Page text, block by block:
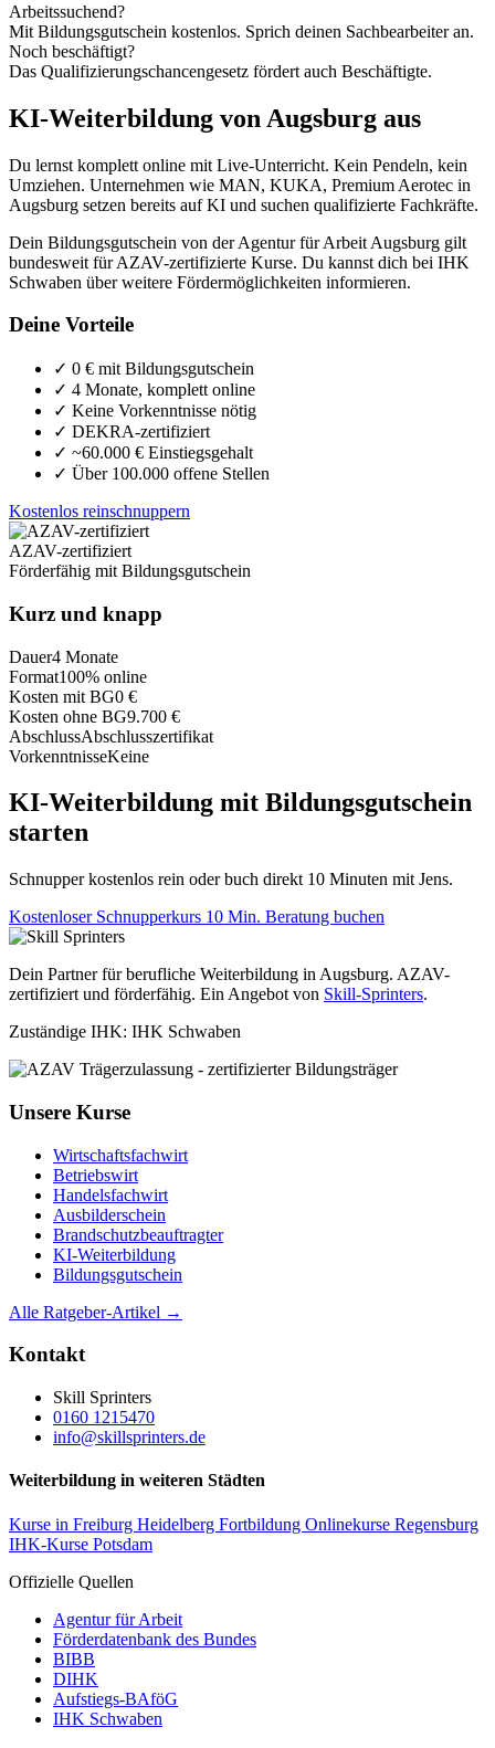
Arbeitssuchend?
Mit Bildungsgutschein kostenlos. Sprich deinen Sachbearbeiter an.
Noch beschäftigt?
Das Qualifizierungschancengesetz fördert auch Beschäftigte.
KI-Weiterbildung von Augsburg aus
Du lernst komplett online mit Live-Unterricht. Kein Pendeln, kein
Umziehen. Unternehmen wie MAN, KUKA, Premium Aerotec in
Augsburg setzen bereits auf KI und suchen qualifizierte Fachkräfte.
Dein Bildungsgutschein von der Agentur für Arbeit Augsburg gilt
bundesweit für AZAV-zertifizierte Kurse. Du kannst dich bei IHK
Schwaben über weitere Fördermöglichkeiten informieren.
Deine Vorteile
✓ 0 € mit Bildungsgutschein
✓ 4 Monate, komplett online
✓ Keine Vorkenntnisse nötig
✓ DEKRA-zertifiziert
✓ ~60.000 € Einstiegsgehalt
✓ Über 100.000 offene Stellen
Kostenlos reinschnuppern
AZAV-zertifiziert
Förderfähig mit Bildungsgutschein
Kurz und knapp
Dauer4 Monate
Format100% online
Kosten mit BG0 €
Kosten ohne BG9.700 €
AbschlussAbschlusszertifikat
VorkenntnisseKeine
KI-Weiterbildung mit Bildungsgutschein
starten
Schnupper kostenlos rein oder buch direkt 10 Minuten mit Jens.
Kostenloser Schnupperkurs 10 Min. Beratung buchen
Dein Partner für berufliche Weiterbildung in Augsburg. AZAV-
zertifiziert und förderfähig. Ein Angebot von Skill-Sprinters.
Zuständige IHK: IHK Schwaben
Unsere Kurse
Wirtschaftsfachwirt
Betriebswirt
Handelsfachwirt
Ausbilderschein
Brandschutzbeauftragter
KI-Weiterbildung
Bildungsgutschein
Alle Ratgeber-Artikel →
Kontakt
Skill Sprinters
0160 1215470
info@skillsprinters.de
Weiterbildung in weiteren Städten
Kurse in Freiburg Heidelberg Fortbildung Onlinekurse Regensburg
IHK-Kurse Potsdam
Offizielle Quellen
Agentur für Arbeit
Förderdatenbank des Bundes
BIBB
DIHK
Aufstiegs-BAföG
IHK Schwaben